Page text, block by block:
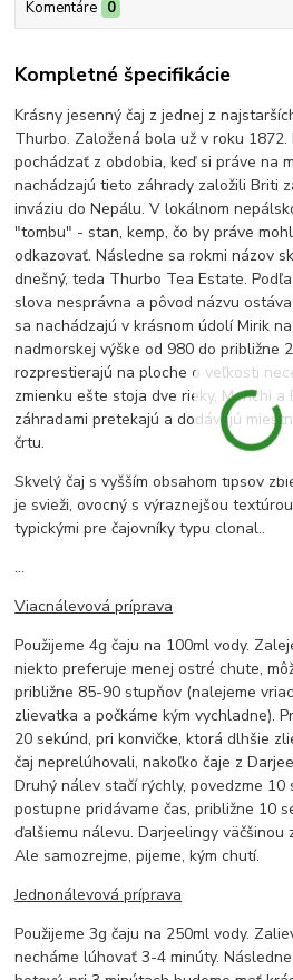
Komentáre 0
Kompletné špecifikácie
Krásny jesenný čaj z jednej z
Thurbo. Založená bola už v roku
pochádzať z obdobia, keď si práve na
nachádzajú tieto záhrady založili Briti
inváziu do Nepálu. V lokálnom
"tombu" - stan, kemp, čo by práve
odkazovať. Následne sa rokmi názov
dnešný, teda Thurbo Tea Estate.
slova nesprávna a pôvod názvu
sa nachádzajú v krásnom údolí Mirik
nadmorskej výške od 980 do približne
rozprestierajú na ploche o veľkosti
zmienku ešte stoja dve rieky, Menchi
záhradami pretekajú a dodávajú
črtu.
Skvelý čaj s vyšším obsahom tipsov
je svieži, ovocný s výraznejšou
typickými pre čajovníky typu clonal..
...
Viacnálevová príprava
Použijeme 4g čaju na 100ml vody.
niekto preferuje menej ostré chute,
približne 85-90 stupňov (nalejeme
zlievatka a počkáme kým vychladne).
20 sekúnd, pri konvičke, ktorá dlhšie
čaj neprelúhovali, nakoľko čaje z
Druhý nálev stačí rýchly, povedzme
postupne pridávame čas, približne 10
ďalšiemu nálevu. Darjeelingy väčšinou
Ale samozrejme, pijeme, kým chutí.
Jednonálevová príprava
Použijeme 3g čaju na 250ml vody.
necháme lúhovať 3-4 minúty.